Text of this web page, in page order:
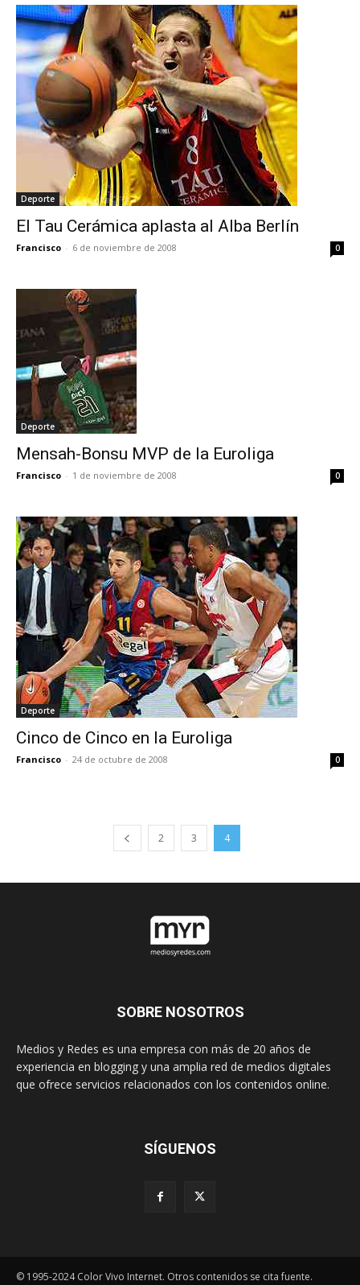
Deporte
El Tau Cerámica aplasta al Alba Berlín
Francisco - 6 de noviembre de 2008 0
Deporte
Mensah-Bonsu MVP de la Euroliga
Francisco - 1 de noviembre de 2008 0
Deporte
Cinco de Cinco en la Euroliga
Francisco - 24 de octubre de 2008 0
2 3 4
SOBRE NOSOTROS
Medios y Redes es una empresa con más de 20 años de
experiencia en blogging y una amplia red de medios digitales
que ofrece servicios relacionados con los contenidos online.
SÍGUENOS
© 1995-2024 Color Vivo Internet. Otros contenidos se cita fuente.